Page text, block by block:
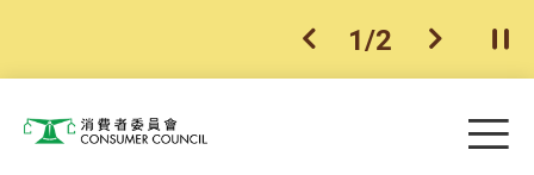
上一个
1/2 下一个开
消费者委员会 目